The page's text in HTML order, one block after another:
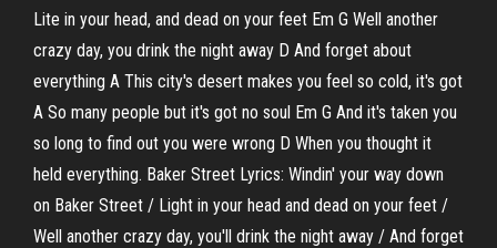
Lite in your head, and dead on your feet Em G Well another
crazy day, you drink the night away D And forget about
everything A This city's desert makes you feel so cold, it's got
A So many people but it's got no soul Em G And it's taken you
so long to find out you were wrong D When you thought it
held everything. Baker Street Lyrics: Windin' your way down
on Baker Street / Light in your head and dead on your feet /
Well another crazy day, you'll drink the night away / And forget